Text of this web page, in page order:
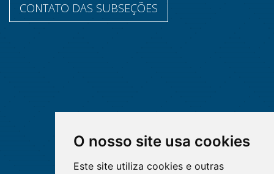
O nosso site usa cookies
Este site utiliza cookies e outras
CONTATO DAS SUBSEÇÕES